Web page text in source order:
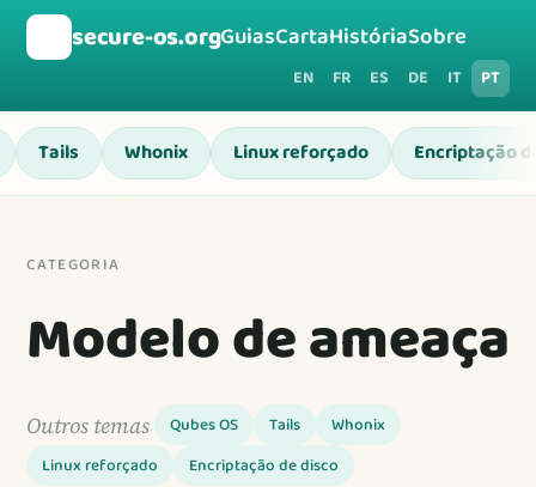
secure-os.orgGuiasCartaHistóriaSobre
EN FR ES DE IT PT
Tails Whonix Linux reforçado Encriptação
CATEGORIA
Modelo de ameaça
Outros temas Qubes OS Tails
Whonix
Linux reforçado
Encriptação de disco